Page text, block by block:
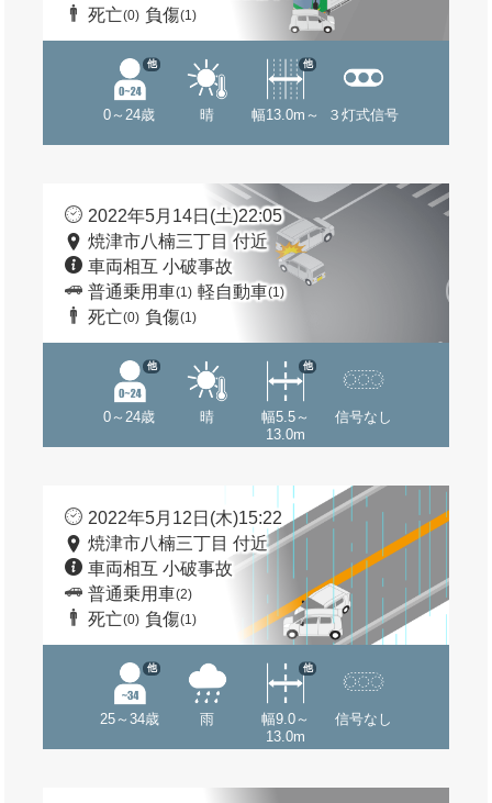
死亡(0) 負傷(1)
0～24歳
他
晴 幅13.0m～
他
３灯式信号
2022年5月14日(土)22:05
焼津市八楠三丁目 付近
車両相互 小破事故
普通乗用車(1) 軽自動車(1)
死亡(0) 負傷(1)
0～24歳
他
晴
幅5.5～
13.0m
他
信号なし
2022年5月12日(木)15:22
焼津市八楠三丁目 付近
車両相互 小破事故
普通乗用車(2)
死亡(0) 負傷(1)
25～34歳
他
雨
幅9.0～
13.0m
他
信号なし